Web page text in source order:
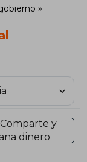
Comparte y
dinero